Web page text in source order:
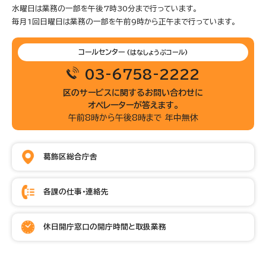
水曜日は業務の一部を午後7時30分まで行っています。
毎月1回日曜日は業務の一部を午前9時から正午まで行っています。
コールセンター (はなしょうぶコール)
03-6758-2222
区のサービスに関するお問い合わせに
オペレーターが答えます。
午前8時から午後8時まで 年中無休
葛飾区総合庁舎
各課の仕事・連絡先
休日開庁窓口の開庁時間と取扱業務